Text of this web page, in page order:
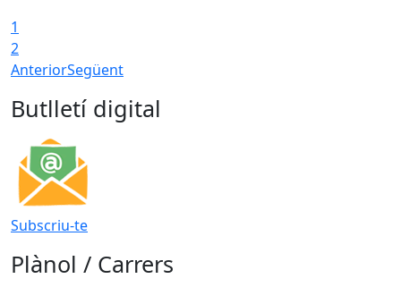
1
2
AnteriorSegüent
Butlletí digital
Subscriu-te
Plànol / Carrers